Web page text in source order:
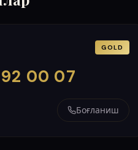
GOLD
00 07
Боғланиш